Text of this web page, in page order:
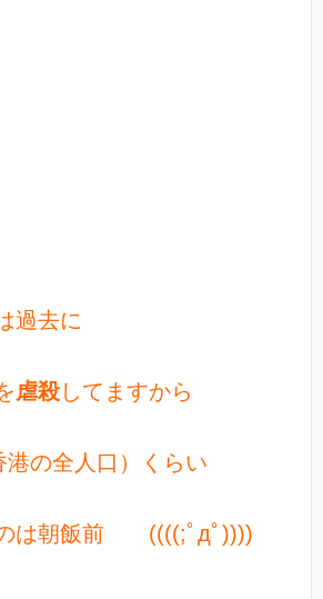
過去に
虐殺してますから
の全人口）くらい
は朝飯前 ((((;ﾟдﾟ))))